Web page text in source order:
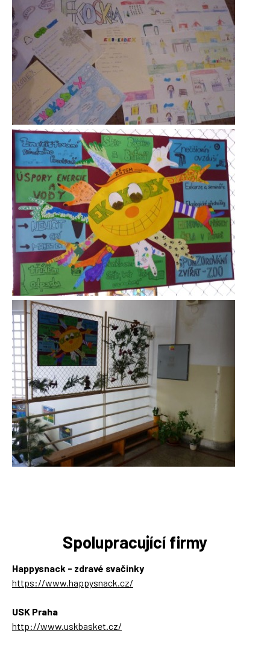
Spolupracující firmy
Happysnack - zdravé svačinky
https://www.happysnack.cz/
USK Praha
http://www.uskbasket.cz/